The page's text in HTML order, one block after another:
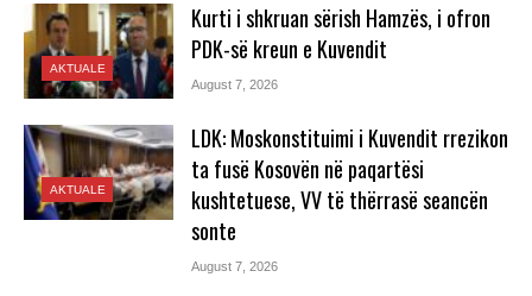
AKTUALE
Kurti i shkruan sërish Hamzës, i ofron
PDK-së kreun e Kuvendit
August 7, 2026
AKTUALE
LDK: Moskonstituimi i Kuvendit rrezikon
ta fusë Kosovën në paqartësi
kushtetuese, VV të thërrasë seancën
sonte
August 7, 2026